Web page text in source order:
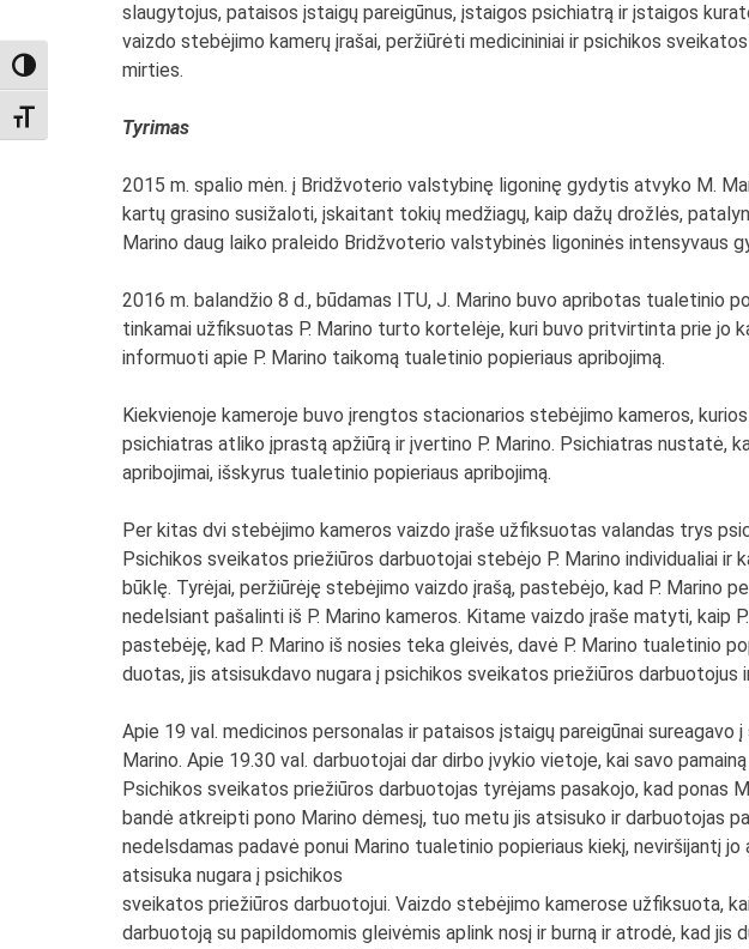
TOGGLE HIGH CONTRAST
TOGGLE FONT SIZE
slaugytojus, pataisos įstaigų pareigūnus, įstaigos psichiatrą ir įstaigos
vaizdo stebėjimo kamerų įrašai, peržiūrėti medicininiai ir psichikos
mirties.
Tyrimas
2015 m. spalio mėn. į Bridžvoterio valstybinę ligoninę gydytis atvyko M.
kartų grasino susižaloti, įskaitant tokių medžiagų, kaip dažų drožlės,
Marino daug laiko praleido Bridžvoterio valstybinės ligoninės intensyvaus
2016 m. balandžio 8 d., būdamas ITU, J. Marino buvo apribotas tualetinio
tinkamai užfiksuotas P. Marino turto kortelėje, kuri buvo pritvirtinta prie jo
informuoti apie P. Marino taikomą tualetinio popieriaus apribojimą.
Kiekvienoje kameroje buvo įrengtos stacionarios stebėjimo kameros,
psichiatras atliko įprastą apžiūrą ir įvertino P. Marino. Psichiatras nustatė,
apribojimai, išskyrus tualetinio popieriaus apribojimą.
Per kitas dvi stebėjimo kameros vaizdo įraše užfiksuotas valandas trys
Psichikos sveikatos priežiūros darbuotojai stebėjo P. Marino individualiai ir
būklę. Tyrėjai, peržiūrėję stebėjimo vaizdo įrašą, pastebėjo, kad P.
nedelsiant pašalinti iš P. Marino kameros. Kitame vaizdo įraše matyti,
pastebėję, kad P. Marino iš nosies teka gleivės, davė P. Marino tualetinio
duotas, jis atsisukdavo nugara į psichikos sveikatos priežiūros darbuotojus
Apie 19 val. medicinos personalas ir pataisos įstaigų pareigūnai sureagavo
Marino. Apie 19.30 val. darbuotojai dar dirbo įvykio vietoje, kai savo
Psichikos sveikatos priežiūros darbuotojas tyrėjams pasakojo, kad ponas
bandė atkreipti pono Marino dėmesį, tuo metu jis atsisuko ir darbuotojas
nedelsdamas padavė ponui Marino tualetinio popieriaus kiekį, neviršijantį
atsisuka nugara į psichikos
sveikatos priežiūros darbuotojui. Vaizdo stebėjimo kamerose užfiksuota,
darbuotoją su papildomomis gleivėmis aplink nosį ir burną ir atrodė, kad